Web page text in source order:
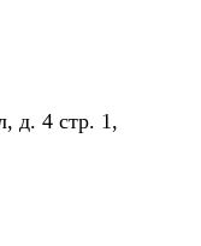
д. 4 стр. 1,